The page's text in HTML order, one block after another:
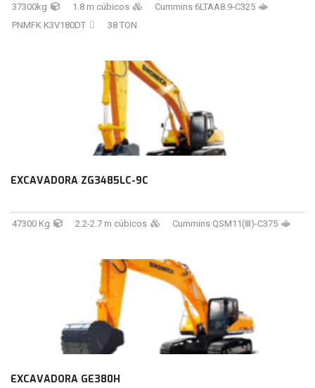
37300kg 1.8 m cúbicos
Cummins 6LTAA8.9-C325
PNMFK K3V180DT
38 TON
EXCAVADORA ZG3485LC-9C
47300 Kg 2.2-2.7 m cúbicos Cummins QSM11(Ⅲ)-C375
EXCAVADORA GE380H